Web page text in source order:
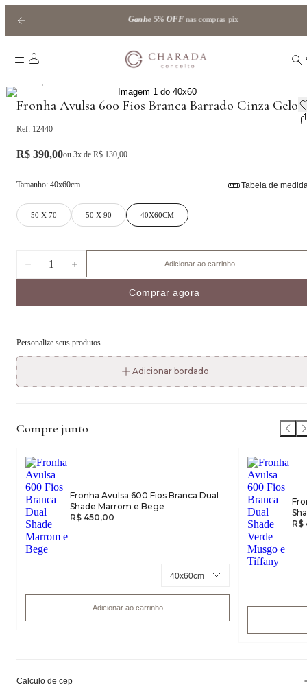
Ganhe 5% OFFnas compras pix
Fronha Avulsa 600 Fios Branca Barrado Cinza Gelo
Ref: 12440
R$ 390,00ou 3x de R$ 130,00
Tamanho: 40x60cm Tabela de
50 X 70 50 X 90 40X60CM
1 Adicionar ao carrinho
Comprar agora
Personalize seus produtos
Adicionar bordado
Compre junto
Fronha Avulsa 600 Fios Branca Dual
Shade Marrom e Bege
R$ 450,00
Adicionar ao carrinho
R$
Calculo de cep